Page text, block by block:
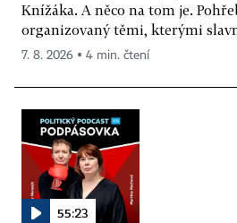
Knížáka. A něco na tom je.
organizovaný těmi, kterými
7. 8. 2026 ▪ 4 min. čtení
55:23